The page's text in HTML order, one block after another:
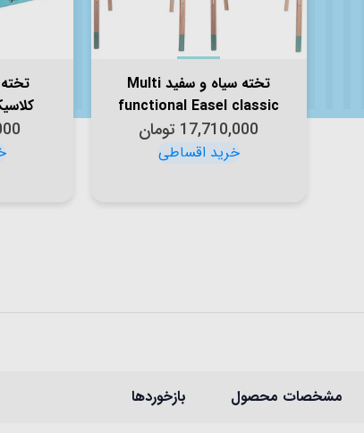
تخته سیاه و سفید Multi
functional Easel classic
world کد 53887
17,710,000 تومان
مشخصات محصول بازخوردها